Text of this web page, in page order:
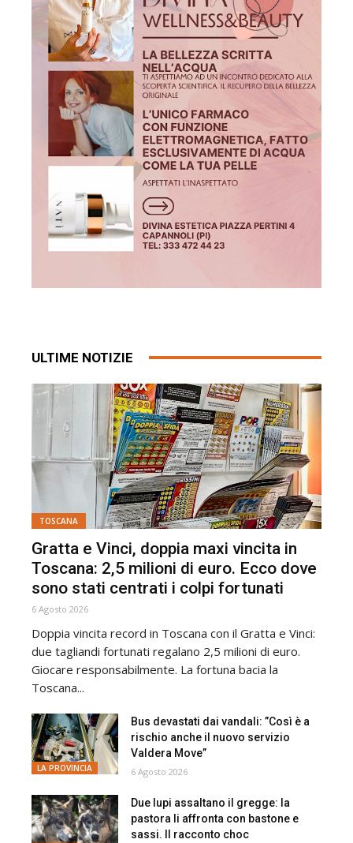
ULTIME NOTIZIE
TOSCANA
Gratta e Vinci, doppia maxi vincita in
Toscana: 2,5 milioni di euro. Ecco dove
sono stati centrati i colpi fortunati
6 Agosto 2026
Doppia vincita record in Toscana con il Gratta e Vinci:
due tagliandi fortunati regalano 2,5 milioni di euro.
Giocare responsabilmente. La fortuna bacia la
Toscana...
LA PROVINCIA
Bus devastati dai vandali: ”Così è a
rischio anche il nuovo servizio
Valdera Move”
6 Agosto 2026
Due lupi assaltano il gregge: la
pastora li affronta con bastone e
sassi. Il racconto choc